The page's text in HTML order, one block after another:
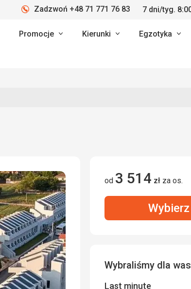
Zadzwoń +48 71 771 76 83 7 dni/tyg.
Promocje Kierunki Egzotyka
od 3 514 zł za os.
Wybraliśmy dla was
Last minute